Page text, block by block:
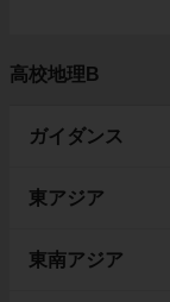
高校地理B
ガイダンス
東アジア
東南アジア